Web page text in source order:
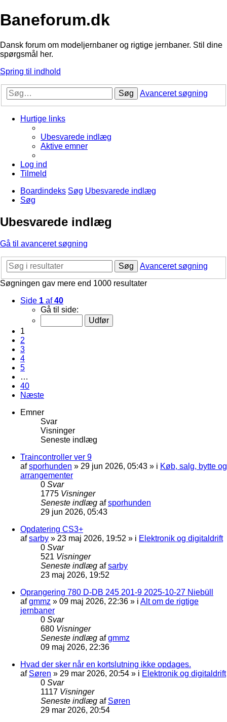
Baneforum.dk
Dansk forum om modeljernbaner og rigtige jernbaner. Stil dine
spørgsmål her.
Spring til indhold
Søg Avanceret søgning
Hurtige links
Ubesvarede indlæg
Aktive emner
Log ind
Tilmeld
Boardindeks Søg Ubesvarede indlæg
Søg
Ubesvarede indlæg
Gå til avanceret søgning
Søg
Avanceret søgning
Søgningen gav mere end 1000 resultater
Side 1 af40
Gå til side:
1
2
3
4
5
…
40
Næste
Emner
Svar
Visninger
Seneste indlæg
Traincontroller ver 9
afsporhunden » 29 jun 2026, 05:43 » i Køb, salg, bytte og
arrangementer
0 Svar
1775 Visninger
Seneste indlæg afsporhunden
29 jun 2026, 05:43
Opdatering CS3+
afsarby » 23 maj 2026, 19:52 » i Elektronik og digitaldrift
0 Svar
521 Visninger
Seneste indlæg afsarby
23 maj 2026, 19:52
Oprangering 780 D-DB 245 201-9 2025-10-27 Niebüll
afgmmz » 09 maj 2026, 22:36 » i Alt om de rigtige
jernbaner
0 Svar
680 Visninger
Seneste indlæg afgmmz
09 maj 2026, 22:36
Hvad der sker når en kortslutning ikke opdages.
af Søren » 29 mar 2026, 20:54 » i Elektronik og digitaldrift
0 Svar
1117 Visninger
Seneste indlæg af Søren
29 mar 2026, 20:54